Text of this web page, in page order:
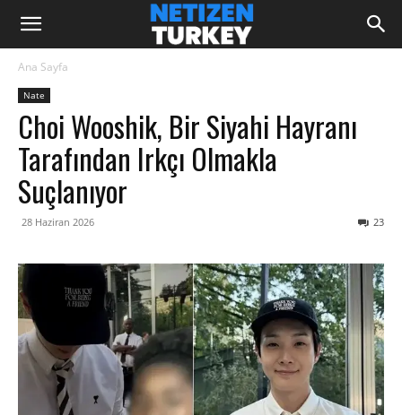
Ana Sayfa
Nate
Choi Wooshik, Bir Siyahi Hayranı
Tarafından Irkçı Olmakla
Suçlanıyor
28 Haziran 2026 23